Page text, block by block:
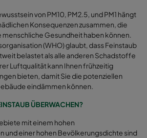
von PM10, PM2.5, und PM1 hängt
Konsequenzen zusammen, die
menschliche Gesundheit haben können.
(WHO) glaubt, dass Feinstaub
belastet als alle anderen Schadstoffe
Luftqualität kann Ihnen frühzeitig
bieten, damit Sie die potenziellen
eindämmen können.
ÜBERWACHEN?
mit einem hohen
und einer hohen Bevölkerungsdichte sind